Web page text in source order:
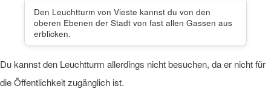
Den Leuchtturm von Vieste kannst du von den
oberen Ebenen der Stadt von fast allen Gassen aus
erblicken.
Du kannst den Leuchtturm allerdings nicht besuchen, da er nicht für
die Öffentlichkeit zugänglich ist.